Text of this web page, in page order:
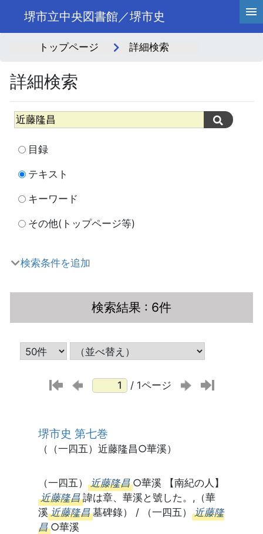
堺市立中央図書館／堺市史
トップページ 詳細検索
詳細検索
目録
テキスト
キーワード
その他(トップページ等)
検索条件を追加
検索結果 : 6件
/ 1ページ
堺市史 第七巻
（（一四五）近藤隆昌○華溪）
（一四五） 近藤隆昌 ○華溪 【南紀の人】
近藤隆昌 諱は章、華溪と號した。,（華
溪 近藤隆昌 墓碑錄） / （一四五） 近藤隆
昌 ○華溪